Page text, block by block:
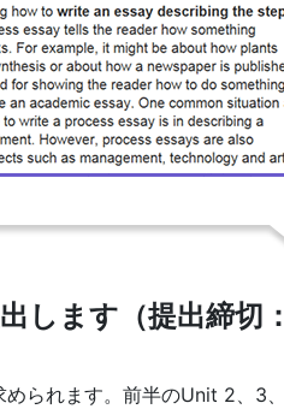
します（提出締切
られます。前半のUnit 2、3